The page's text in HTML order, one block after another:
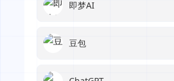
即梦AI
豆包